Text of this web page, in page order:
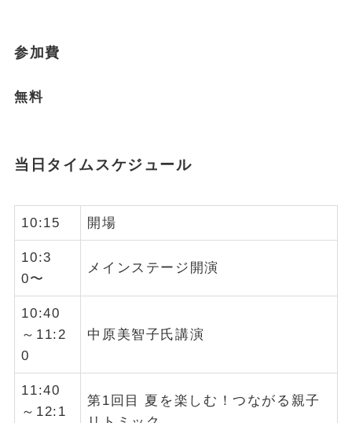
参加費
無料
当日タイムスケジュール
10:15 開場
10:3
0〜
メインステージ開演
10:40
～11:2
0
中原美智子氏講演
11:40
～12:1
第1回目 夏を楽しむ！つながる親子